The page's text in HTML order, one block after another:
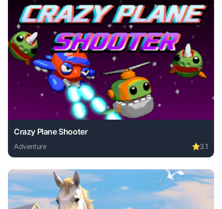
Crazy Plane Shooter
Adventure ⭐3.1
Play Crazy Plane Shooter online free. adventure game,